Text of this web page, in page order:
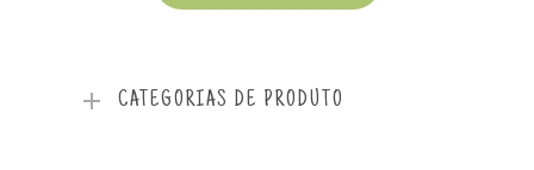
CATEGORIAS DE PRODUTO